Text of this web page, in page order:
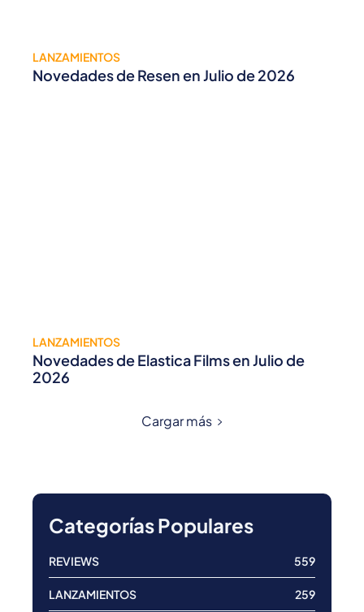
LANZAMIENTOS
Novedades de Resen en Julio de 2026
LANZAMIENTOS
Novedades de Elastica Films en Julio de
2026
Cargar más
Categorías Populares
REVIEWS 559
LANZAMIENTOS 259